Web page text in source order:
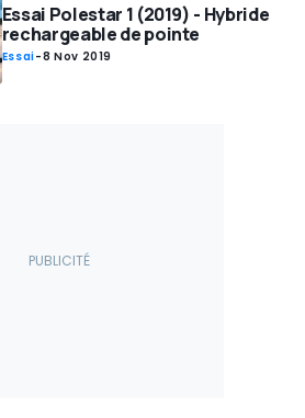
Essai Polestar 1 (2019) - Hybride
rechargeable de pointe
Essai-8 Nov 2019